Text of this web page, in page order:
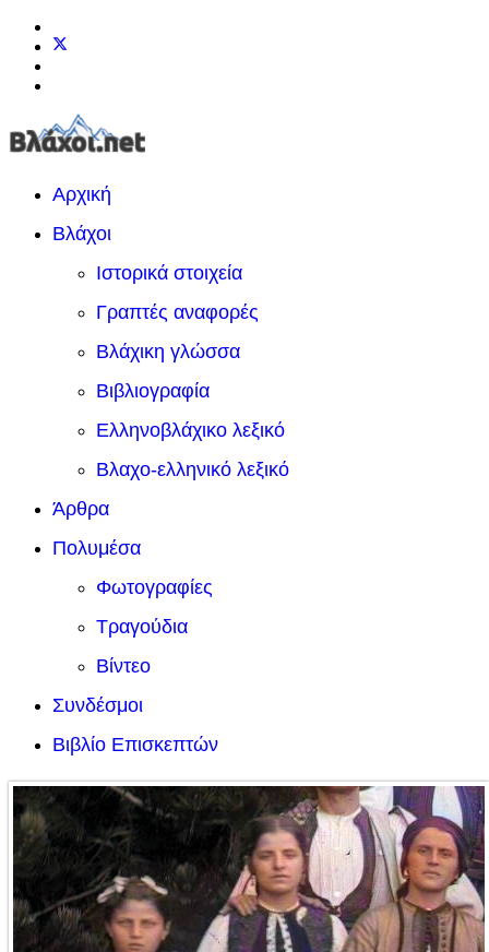
Αρχική
Βλάχοι
Ιστορικά στοιχεία
Γραπτές αναφορές
Βλάχικη γλώσσα
Βιβλιογραφία
Ελληνοβλάχικο λεξικό
Βλαχο-ελληνικό λεξικό
Άρθρα
Πολυμέσα
Φωτογραφίες
Τραγούδια
Βίντεο
Συνδέσμοι
Βιβλίο Επισκεπτών